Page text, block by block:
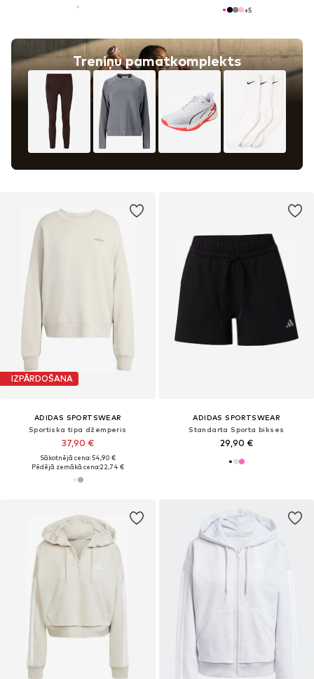
Treniņu pamatkomplekts
+5
IZPĀRDOŠANA
ADIDAS SPORTSWEAR
Sportiska tipa džemperis
37,90 €
Sākotnējā cena: 54,90 €
Pēdējā zemākā cena:22,74 €
ADIDAS SPORTSWEAR
Standarta Sporta bikses
29,90 €